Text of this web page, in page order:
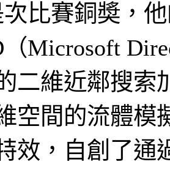
比賽銅奬，
Microsoft
二維近鄰搜索
空間的流體模
效，自創了通